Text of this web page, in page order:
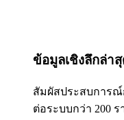
ข้อมูลเชิงลึกล่า
สัมผัสประสบการณ์
ต่อระบบกว่า 200 ร